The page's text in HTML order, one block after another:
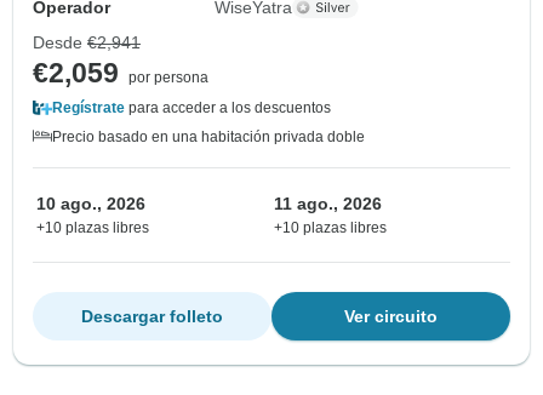
Operador
WiseYatra
Desde €2,941
€2,059
por persona
Regístrate para acceder a los descuentos
Precio basado en una habitación privada doble
10 ago., 2026
+10 plazas libres
11 ago., 2026
+10 plazas libres
Ver circuito
Descargar folleto